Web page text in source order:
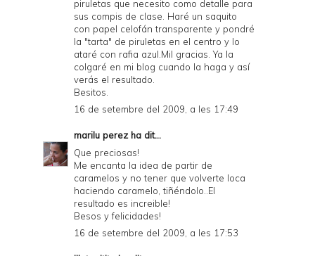
piruletas que necesito como detalle para
sus compis de clase. Haré un saquito
con papel celofán transparente y pondré
la "tarta" de piruletas en el centro y lo
ataré con rafia azul.Mil gracias. Ya la
colgaré en mi blog cuando la haga y así
verás el resultado.
Besitos.
16 de setembre del 2009, a les 17:49
marilu perezha dit...
Que preciosas!
Me encanta la idea de partir de
caramelos y no tener que volverte loca
haciendo caramelo, tiñéndolo..El
resultado es increible!
Besos y felicidades!
16 de setembre del 2009, a les 17:53